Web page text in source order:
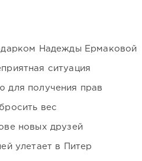
Надежды Ермаковой
ситуация
для получения прав
вес
новых друзей
улетает в Питер